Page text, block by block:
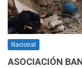
Nacional
ASOCIACIÓN